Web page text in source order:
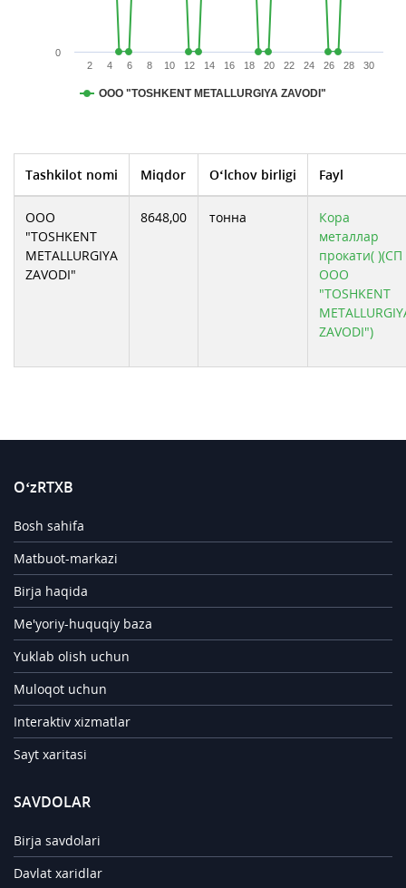
ООО "TOSHKENT METALLURGIYA ZAVODI"
2 4 6 8 10 12 14 16 18 20 22 24 26 28 30
0
Tashkilot nomi Miqdor O‘lchov birligi Fayl
ООО
"TOSHKENT
METALLURGIYA
ZAVODI"
8648,00 тонна
Кора
металлар
прокати( )(СП
ООО
"TOSHKENT
ZAVODI")
O‘zRTXB
Bosh sahifa
Matbuot-markazi
Birja haqida
Me'yoriy-huquqiy baza
Yuklab olish uchun
Muloqot uchun
Interaktiv xizmatlar
Sayt xaritasi
SAVDOLAR
Birja savdolari
Davlat xaridlar